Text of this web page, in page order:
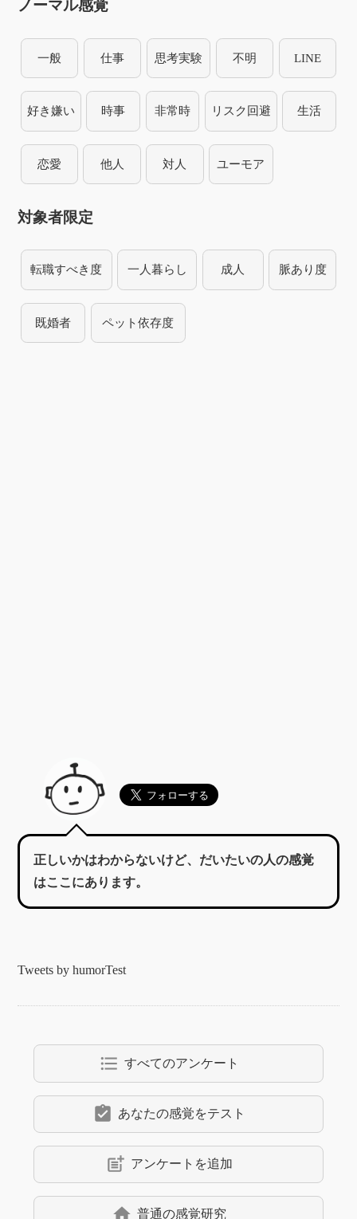
ノーマル感覚
一般 仕事 思考実験 不明 LINE
好き嫌い 時事 非常時 リスク回避 生活
恋愛 他人 対人 ユーモア
対象者限定
転職すべき度 一人暮らし 成人 脈あり度
既婚者 ペット依存度
正しいかはわからないけど、だいたいの人の感覚
はここにあります。
Tweets by humorTest
format_list_bulleted すべてのアンケート
assignment_turned_in あなたの感覚をテスト
post_add アンケートを追加
home 普通の感覚研究